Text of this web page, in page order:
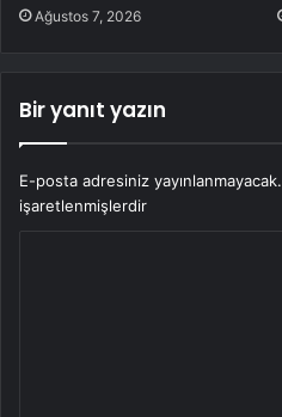
Ağustos 7, 2026
Bir yanıt yazın
E-posta adresiniz yayınlanmayacak.
işaretlenmişlerdir